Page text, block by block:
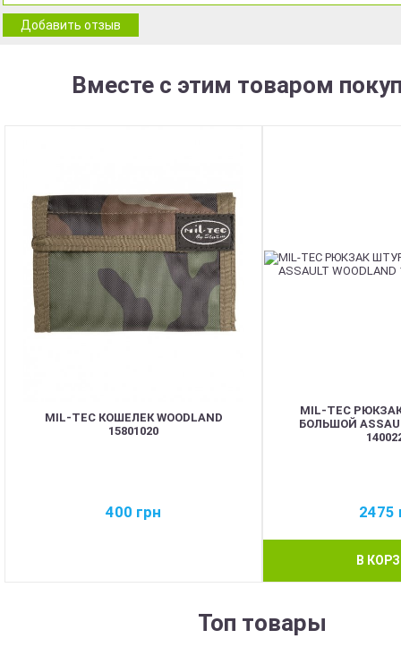
Добавить отзыв
Вместе с этим товаром
MIL-TEC КОШЕЛЕК WOODLAND
15801020
400 грн
MIL-TEC
БОЛЬШОЙ
2475
В
Топ товары